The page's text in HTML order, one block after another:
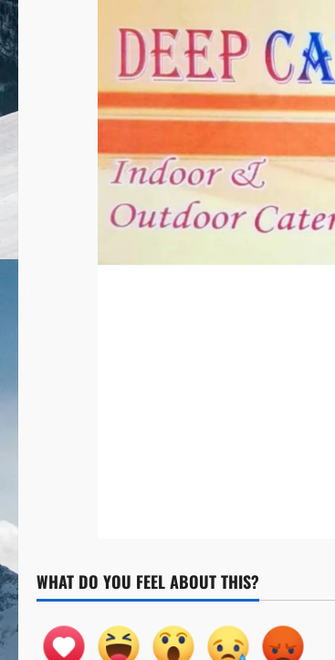
WHAT DO YOU FEEL ABOUT THIS?